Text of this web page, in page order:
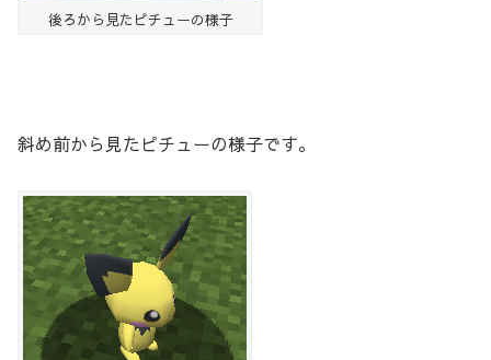
後ろから見たピチューの様子
斜め前から見たピチューの様子です。